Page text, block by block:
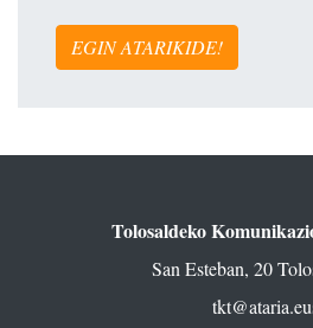
EGIN ATARIKIDE!
Tolosaldeko
San Esteban, 20